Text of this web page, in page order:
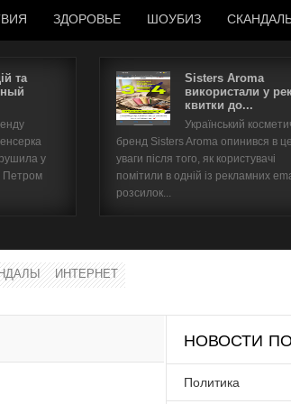
ЗДОРОВЬЕ ШОУБИЗ
та
у
Петром
Sisters Aroma
використали у
квитки до...
Український
бренд Sisters Aroma опинився в
уваги після того, як користувачі
помітили в одній із рекламних
розсилок...
ИНТЕРНЕТ
НОВОСТИ
Политика
Имя пользователя
Забыли имя пользователя?